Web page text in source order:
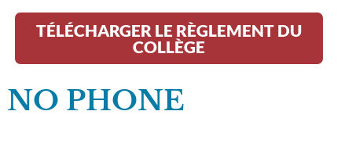
TÉLÉCHARGER LE RÈGLEMENT DU
COLLÈGE
NO PHONE